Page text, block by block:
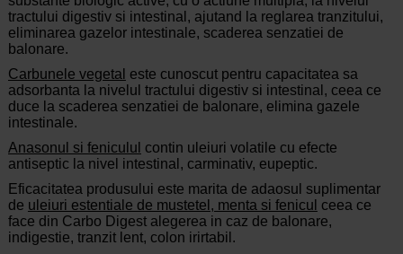
tractului digestiv si intestinal, ajutand la reglarea tranzitului,
eliminarea gazelor intestinale, scaderea senzatiei de
balonare.
Carbunele vegetal este cunoscut pentru capacitatea sa
adsorbanta la nivelul tractului digestiv si intestinal, ceea ce
duce la scaderea senzatiei de balonare, elimina gazele
intestinale.
Anasonul si feniculul contin uleiuri volatile cu efecte
antiseptic la nivel intestinal, carminativ, eupeptic.
Eficacitatea produsului este marita de adaosul suplimentar
de uleiuri estentiale de mustetel, menta si fenicul ceea ce
face din Carbo Digest alegerea in caz de balonare,
indigestie, tranzit lent, colon irirtabil.